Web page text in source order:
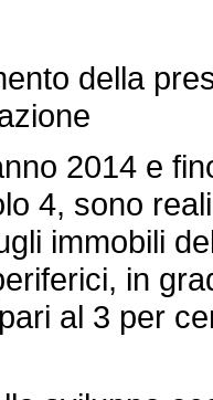
della
2014 e
4, sono
immobili
in
al 3 per